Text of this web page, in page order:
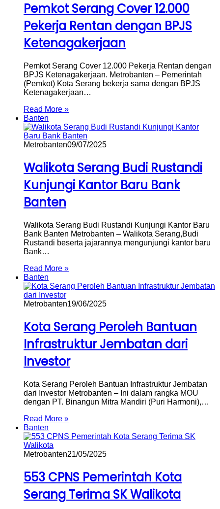
Pemkot Serang Cover 12.000
Pekerja Rentan dengan BPJS
Ketenagakerjaan
Pemkot Serang Cover 12.000 Pekerja Rentan dengan
BPJS Ketenagakerjaan. Metrobanten – Pemerintah
(Pemkot) Kota Serang bekerja sama dengan BPJS
Ketenagakerjaan…
Read More »
Banten
Metrobanten09/07/2025
Walikota Serang Budi Rustandi
Kunjungi Kantor Baru Bank
Banten
Walikota Serang Budi Rustandi Kunjungi Kantor Baru
Bank Banten Metrobanten – Walikota Serang,Budi
Rustandi beserta jajarannya mengunjungi kantor baru
Bank…
Read More »
Banten
Metrobanten19/06/2025
Kota Serang Peroleh Bantuan
Infrastruktur Jembatan dari
Investor
Kota Serang Peroleh Bantuan Infrastruktur Jembatan
dari Investor Metrobanten – Ini dalam rangka MOU
dengan PT. Binangun Mitra Mandiri (Puri Harmoni),…
Read More »
Banten
Metrobanten21/05/2025
553 CPNS Pemerintah Kota
Serang Terima SK Walikota